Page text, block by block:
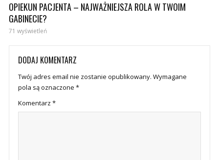
OPIEKUN PACJENTA – NAJWAŻNIEJSZA ROLA W TWOIM
GABINECIE?
71 wyświetleń
DODAJ KOMENTARZ
Twój adres email nie zostanie opublikowany. Wymagane
pola są oznaczone *
Komentarz *